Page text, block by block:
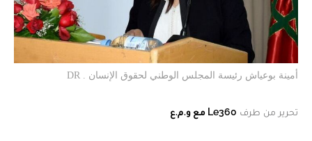
أمينة بوعياش رئيسة المجلس الوطني لحقوق الإنسان . DR
تحرير من طرف Le360 مع و.م.ع